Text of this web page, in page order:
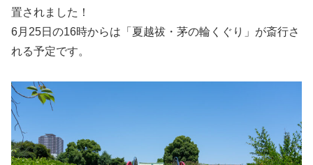
置されました！
6月25日の16時からは「夏越祓・茅の輪くぐり」が斎行さ
れる予定です。